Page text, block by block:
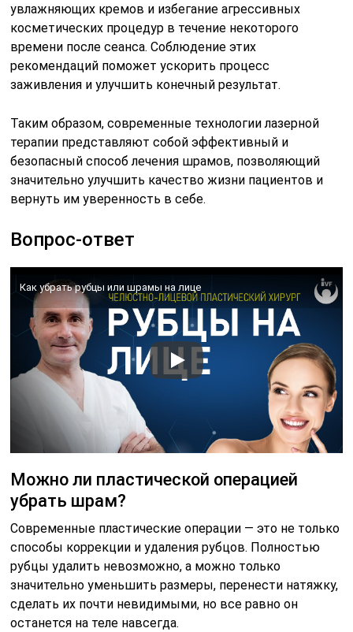
увлажняющих кремов и избегание агрессивных
косметических процедур в течение некоторого
времени после сеанса. Соблюдение этих
рекомендаций поможет ускорить процесс
заживления и улучшить конечный результат.
Таким образом, современные технологии лазерной
терапии представляют собой эффективный и
безопасный способ лечения шрамов, позволяющий
значительно улучшить качество жизни пациентов и
вернуть им уверенность в себе.
Вопрос-ответ
Как убрать рубцы или шрамы на лице
Можно ли пластической операцией
убрать шрам?
Современные пластические операции — это не только
способы коррекции и удаления рубцов. Полностью
рубцы удалить невозможно, а можно только
значительно уменьшить размеры, перенести натяжку,
сделать их почти невидимыми, но все равно он
останется на теле навсегда.